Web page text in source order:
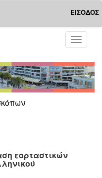
ΕΙΣΟΔΟΣ
Toggle
εορταστικών